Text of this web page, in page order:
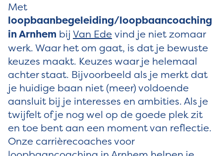
Met
loopbaanbegeleiding/loopbaancoaching
in Arnhem bij Van Ede vind je niet zomaar
werk. Waar het om gaat, is dat je bewuste
keuzes maakt. Keuzes waar je helemaal
achter staat. Bijvoorbeeld als je merkt dat
je huidige baan niet (meer) voldoende
aansluit bij je interesses en ambities. Als je
twijfelt of je nog wel op de goede plek zit
en toe bent aan een moment van reflectie.
Onze carrièrecoaches voor